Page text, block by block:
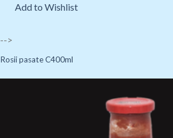
Add to Wishlist
-->
Rosii pasate C400ml